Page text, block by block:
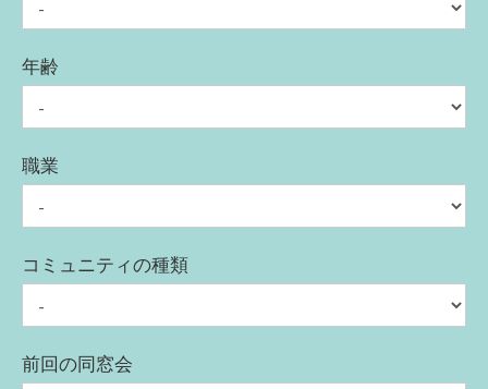
年齢
職業
コミュニティの種類
前回の同窓会